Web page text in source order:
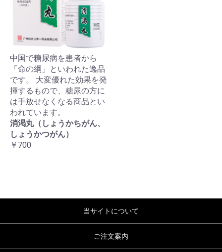
中国で糖尿病を患者から
「命の綱」といわれた逸品
です。 大変優れた効果を発
揮するもので、糖尿の方に
は手放せなくなる商品とい
われています。
消渇丸（しょうかちがん、
しょうかつがん）
￥700
当サイトについて
ご注文案内